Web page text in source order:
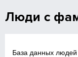
Люди с
База данных